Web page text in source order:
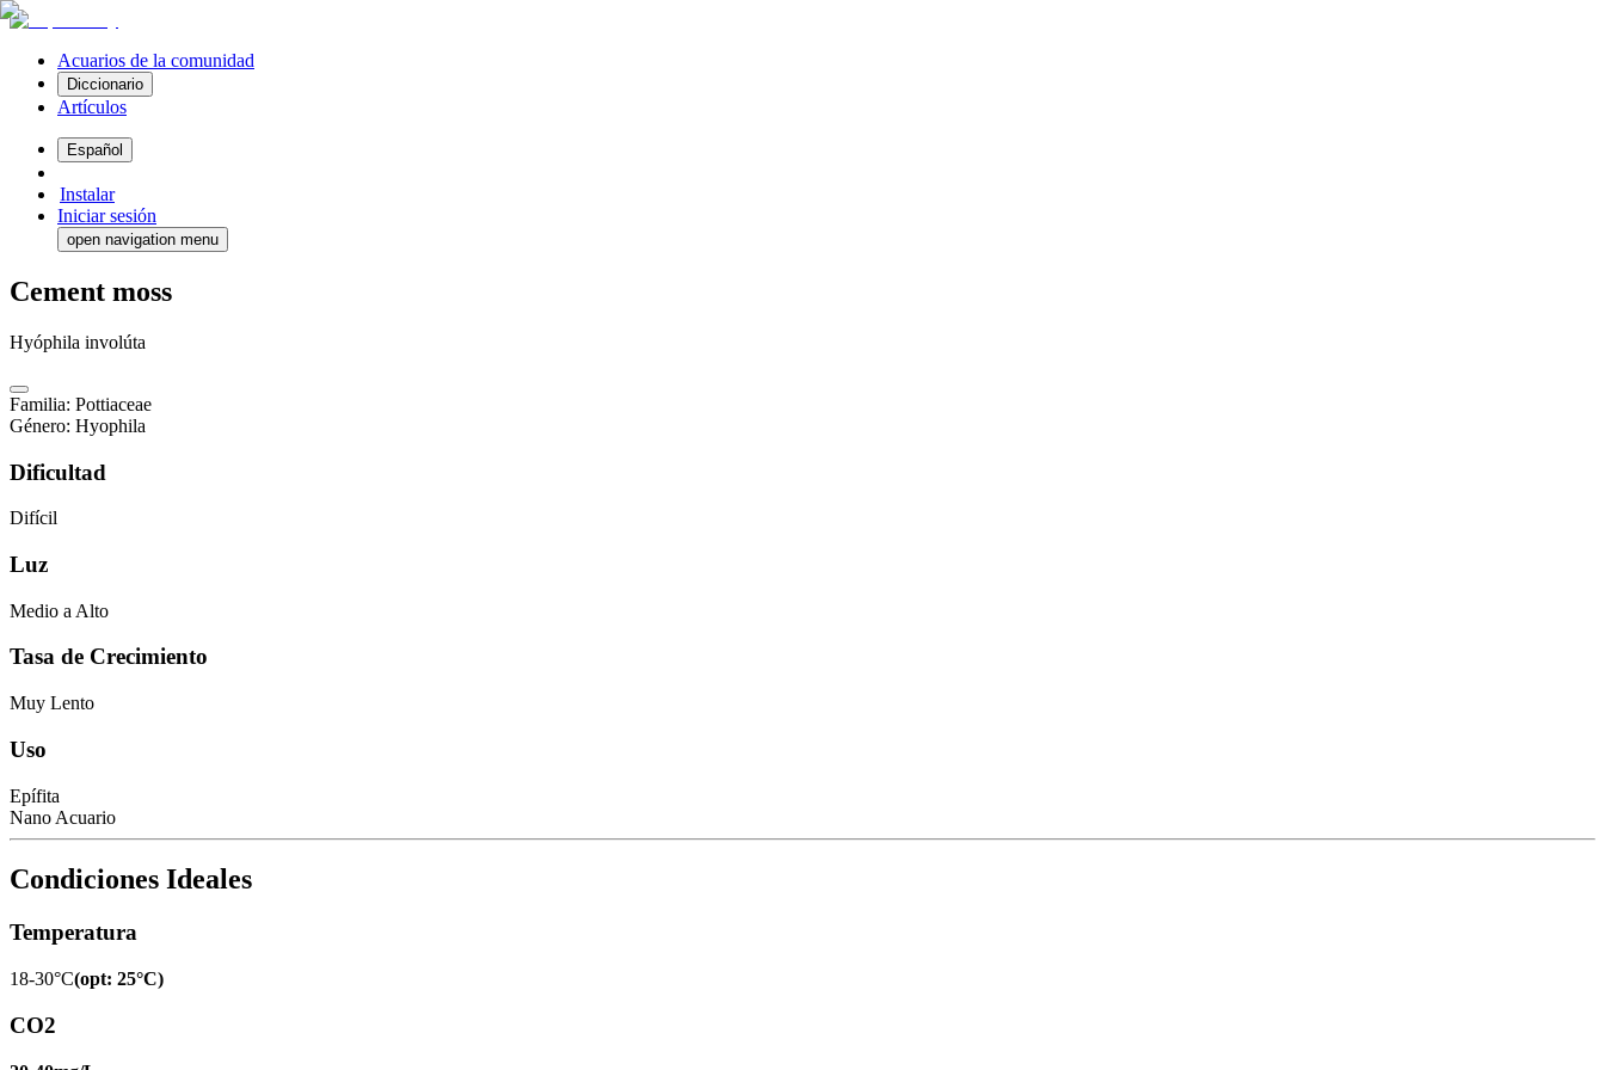
Acuarios de la comunidad
Diccionario
Artículos
Español
Instalar
Iniciar sesión
open navigation menu
Cement moss
Hyóphila involúta
Familia: Pottiaceae
Género: Hyophila
Dificultad
Difícil
Luz
Medio a Alto
Tasa de Crecimiento
Muy Lento
Uso
Epífita
Nano Acuario
Condiciones Ideales
Temperatura
18-30°C(opt: 25°C)
CO2